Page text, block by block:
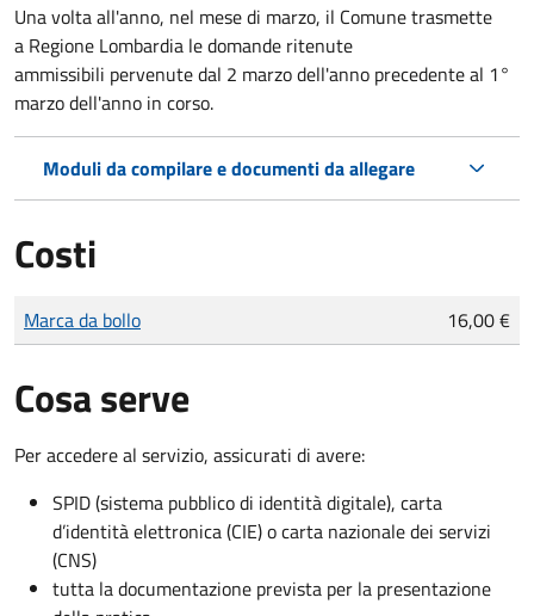
Una volta all'anno, nel mese di marzo, il Comune trasmette
a Regione Lombardia le domande ritenute
ammissibili pervenute dal 2 marzo dell'anno precedente al 1°
marzo dell'anno in corso.
Moduli da compilare e documenti da allegare
Costi
Tipo di pagamento
Importo
Marca da bollo 16,00 €
Cosa serve
Per accedere al servizio, assicurati di avere:
SPID (sistema pubblico di identità digitale), carta
d’identità elettronica (CIE) o carta nazionale dei servizi
(CNS)
tutta la documentazione prevista per la presentazione